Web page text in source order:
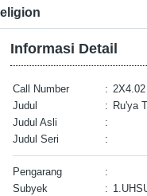
Informasi Detail
Call Number :
Judul
: Ru'ya
Judul Asli
:
Judul Seri
:
Pengarang
:
Subyek
: